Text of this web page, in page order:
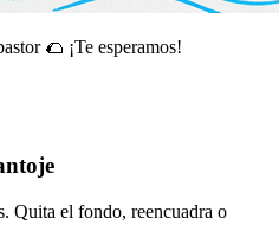
🌮 ¡Te esperamos!
Quita el fondo, reencuadra o